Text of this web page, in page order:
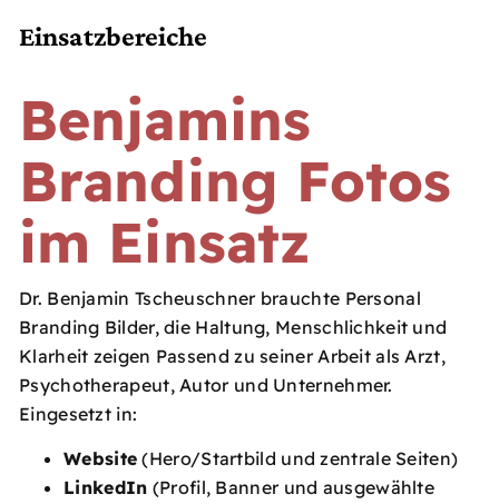
Einsatzbereiche
Benjamins
Branding Fotos
im Einsatz
Dr. Benjamin Tscheuschner brauchte Personal
Branding Bilder, die Haltung, Menschlichkeit und
Klarheit zeigen Passend zu seiner Arbeit als Arzt,
Psychotherapeut, Autor und Unternehmer.
Eingesetzt in:
Website (Hero/Startbild und zentrale Seiten)
LinkedIn (Profil, Banner und ausgewählte